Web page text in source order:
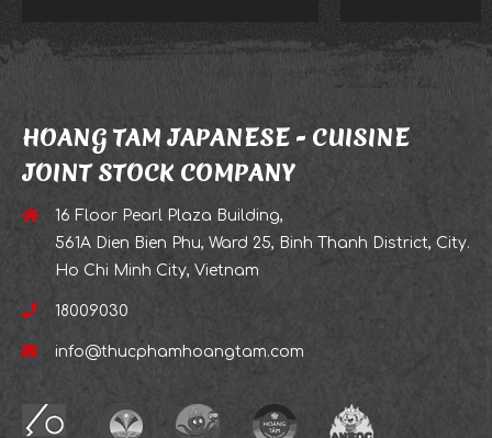
ISSHIN IZAKAYA
HOANG TAM JAPANESE - CUISINE
JOINT STOCK COMPANY
16 Floor Pearl Plaza Building,
561A Dien Bien Phu, Ward 25, Binh Thanh District, City.
Ho Chi Minh City, Vietnam
18009030
info@thucphamhoangtam.com